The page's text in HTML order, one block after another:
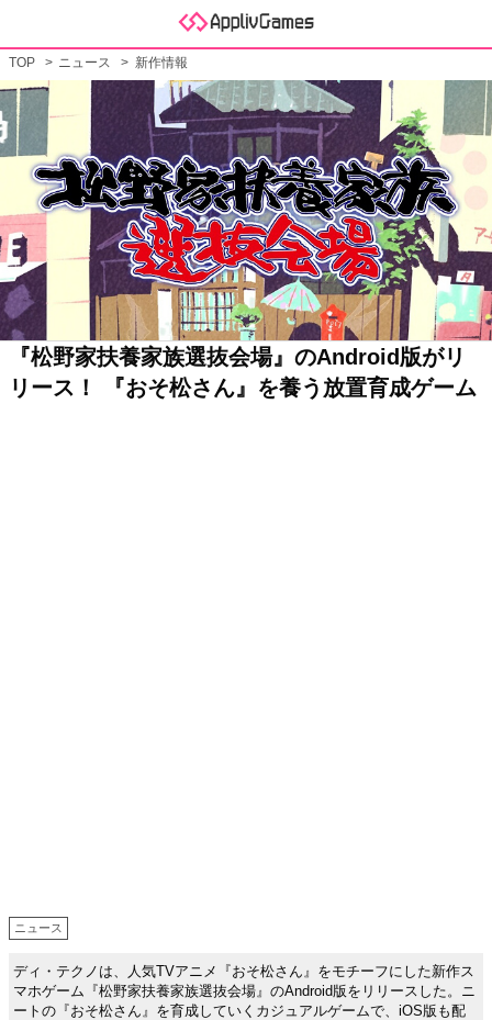
TOP ニュース 新作情報
『松野家扶養家族選抜会場』のAndroid版がリ
リース！ 『おそ松さん』を養う放置育成ゲーム
ニュース
ディ・テクノは、人気TVアニメ『おそ松さん』をモチーフにした新作ス
マホゲーム『松野家扶養家族選抜会場』のAndroid版をリリースした。ニ
ートの『おそ松さん』を育成していくカジュアルゲームで、iOS版も配